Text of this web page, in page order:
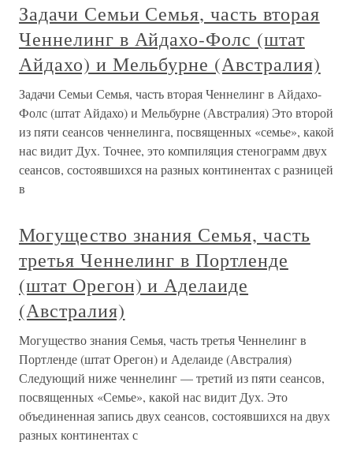
Задачи Семьи Семья, часть вторая
Ченнелинг в Айдахо-Фолс (штат
Айдахо) и Мельбурне (Австралия)
Задачи Семьи Семья, часть вторая Ченнелинг в Айдахо-
Фолс (штат Айдахо) и Мельбурне (Австралия) Это второй
из пяти сеансов ченнелинга, посвященных «семье», какой
нас видит Дух. Точнее, это компиляция стенограмм двух
сеансов, состоявшихся на разных континентах с разницей
в
Могущество знания Семья, часть
третья Ченнелинг в Портленде
(штат Орегон) и Аделаиде
(Австралия)
Могущество знания Семья, часть третья Ченнелинг в
Портленде (штат Орегон) и Аделаиде (Австралия)
Следующий ниже ченнелинг — третий из пяти сеансов,
посвященных «Семье», какой нас видит Дух. Это
объединенная запись двух сеансов, состоявшихся на двух
разных континентах с